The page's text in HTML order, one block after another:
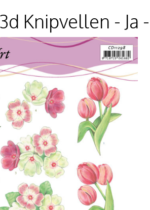
3d Knipvellen - Ja